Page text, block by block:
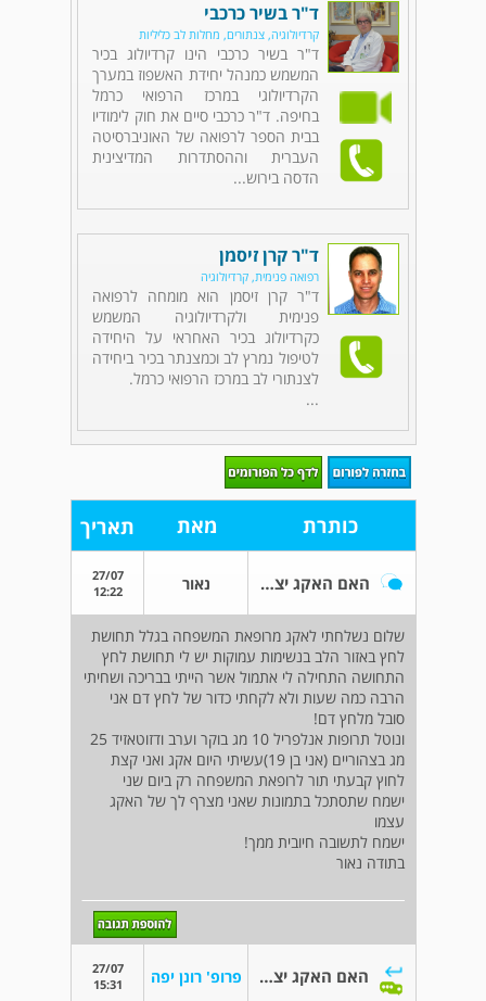
ד"ר בשיר כרכבי
קרדיולוגיה, צנתורים, מחלות לב כליליות
ד"ר בשיר כרכבי הינו קרדיולוג בכיר
המשמש כמנהל יחידת האשפוז במערך
הקרדיולוגי במרכז הרפואי כרמל
בחיפה. ד"ר כרכבי סיים את חוק לימודיו
בבית הספר לרפואה של האוניברסיטה
העברית וההסתדרות המדיצינית
הדסה בירוש...
ד"ר קרן זיסמן
רפואה פנימית, קרדיולוגיה
ד"ר קרן זיסמן הוא מומחה לרפואה
פנימית ולקרדיולוגיה המשמש
כקרדיולוג בכיר האחראי על היחידה
לטיפול נמרץ לב וכמצנתר בכיר ביחידה
לצנתורי לב במרכז הרפואי כרמל.
...
כותרת מאת תאריך
האם האקג יצא תקין נאור
27/07
12:22
שלום נשלחתי לאקג מרופאת המשפחה בגלל תחושת
לחץ באזור הלב בנשימות עמוקות יש לי תחושת לחץ
התחושה התחילה לי אתמול אשר הייתי בבריכה ושחיתי
הרבה כמה שעות ולא לקחתי כדור של לחץ דם אני
סובל מלחץ דם!
ונוטל תרופות אנלפריל 10 מג בוקר וערב ודזוטאזיד 25
מג בצהוריים (אני בן 19)עשיתי היום אקג ואני קצת
לחוץ קבעתי תור לרופאת המשפחה רק ביום שני
ישמח שתסתכל בתמונות שאני מצרף לך של האקג
עצמו
ישמח לתשובה חיובית ממך!
בתודה נאור
האם האקג יצא תקין פרופ' רונן יפה
27/07
15:31